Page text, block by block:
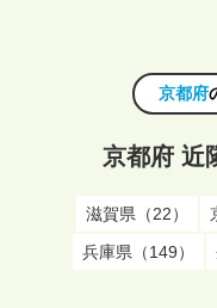
京都府
京都府 近
滋賀県（22）
兵庫県（149）